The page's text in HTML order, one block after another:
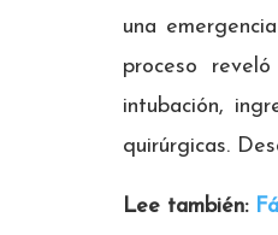
una
proceso
intubación,
quirúrgicas.
Lee también: